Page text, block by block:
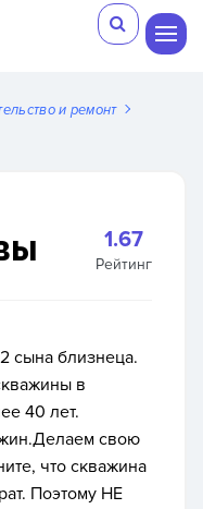
и ремонт
1.67
Рейтинг
сына близнеца.
в
40 лет.
свою
что скважина
Поэтому НЕ